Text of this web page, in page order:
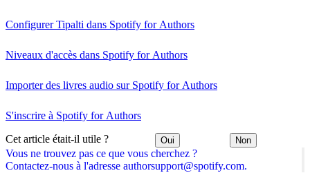
Vous ne trouvez pas ce que vous cherchez ?
Contactez-nous à l'adresse authorsupport@spotify.com.
Configurer Tipalti dans Spotify for Authors
Niveaux d'accès dans Spotify for Authors
Importer des livres audio sur Spotify for Authors
S'inscrire à Spotify for Authors
Cet article était-il utile ? Oui Non